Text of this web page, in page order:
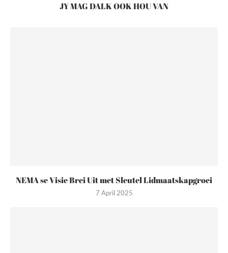
JY MAG DALK OOK HOU VAN
NEMA se Visie Brei Uit met Sleutel Lidmaatskapgroei
7 April 2025